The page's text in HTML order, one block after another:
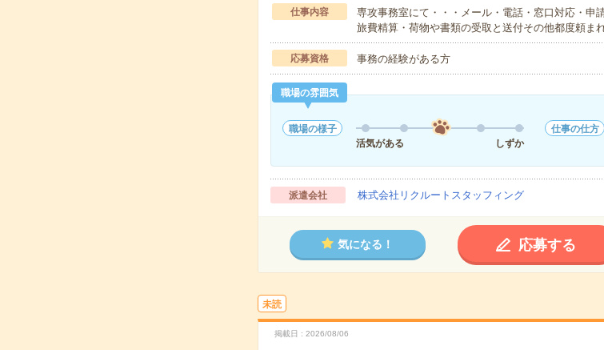
仕事内容
専攻事務室にて・・・メール・電話・窓口対応・申
旅費精算・荷物や書類の受取と送付その他都度頼ま
応募資格 事務の経験がある方
職場の雰囲気
職場の様子
活気がある
しずか
仕事の仕方
派遣会社 株式会社リクルートスタッフィング
気になる！ 応募する
未読
掲載日 2026/08/06